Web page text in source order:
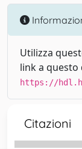
Utilizza
link a
https://
Citazioni